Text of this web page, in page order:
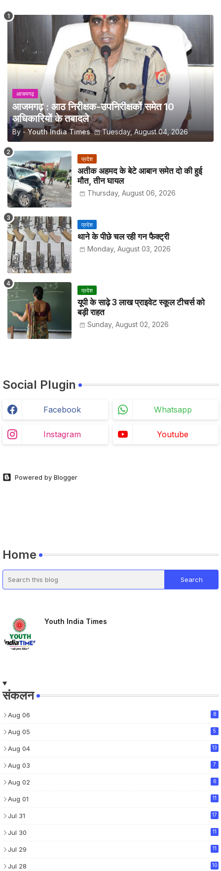
आजमगढ़
आजमगढ़ : आठ निरीक्षक-उपनिरीक्षकों समेत 10
अधिकारियों के तबादले
By - Youth India Times Tuesday, August 04, 2026
प्रदेश
अतीक अहमद के बेटे आबान समेत दो की हुई
मौत, तीन घायल
Thursday, August 06, 2026
प्रदेश
थाने के पीछे चल रही गन फैक्ट्री
Monday, August 03, 2026
प्रदेश
यूपी के साढ़े 3 लाख प्राइवेट स्कूल टीचर्स को
बड़ी राहत
Sunday, August 02, 2026
Social Plugin
Facebook Whatsapp
Instagram Youtube
Powered by Blogger
Home
Youth India Times
संकलन
Aug 06 8
Aug 05 5
Aug 04 13
Aug 03 7
Aug 02 6
Aug 01 11
Jul 31 17
Jul 30 11
Jul 29 11
Jul 28 10